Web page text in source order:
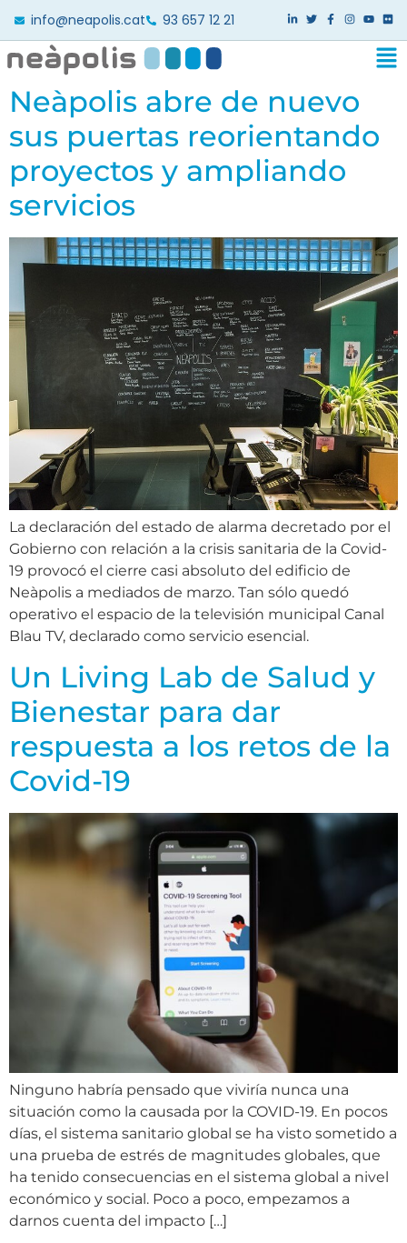
info@neapolis.cat 93 657 12 21
Neàpolis abre de nuevo
sus puertas reorientando
proyectos y ampliando
servicios
La declaración del estado de alarma decretado por el
Gobierno con relación a la crisis sanitaria de la Covid-
19 provocó el cierre casi absoluto del edificio de
Neàpolis a mediados de marzo. Tan sólo quedó
operativo el espacio de la televisión municipal Canal
Blau TV, declarado como servicio esencial.
Un Living Lab de Salud y
Bienestar para dar
respuesta a los retos de la
Covid-19
Ninguno habría pensado que viviría nunca una
situación como la causada por la COVID-19. En pocos
días, el sistema sanitario global se ha visto sometido a
una prueba de estrés de magnitudes globales, que
ha tenido consecuencias en el sistema global a nivel
económico y social. Poco a poco, empezamos a
darnos cuenta del impacto […]